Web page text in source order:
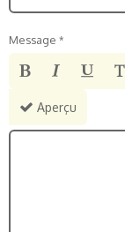
Message
Aperçu